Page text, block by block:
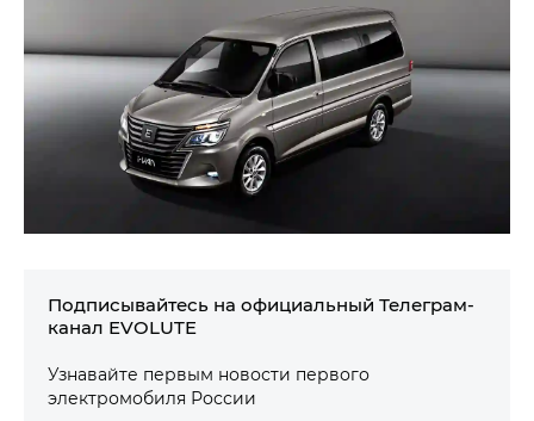
Подписывайтесь на официальный Телеграм-
канал EVOLUTE
Узнавайте первым новости первого
электромобиля России